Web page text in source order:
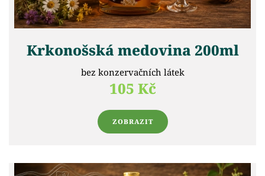
Krkonošská medovina 200ml
bez konzervačních látek
105 Kč
ZOBRAZIT